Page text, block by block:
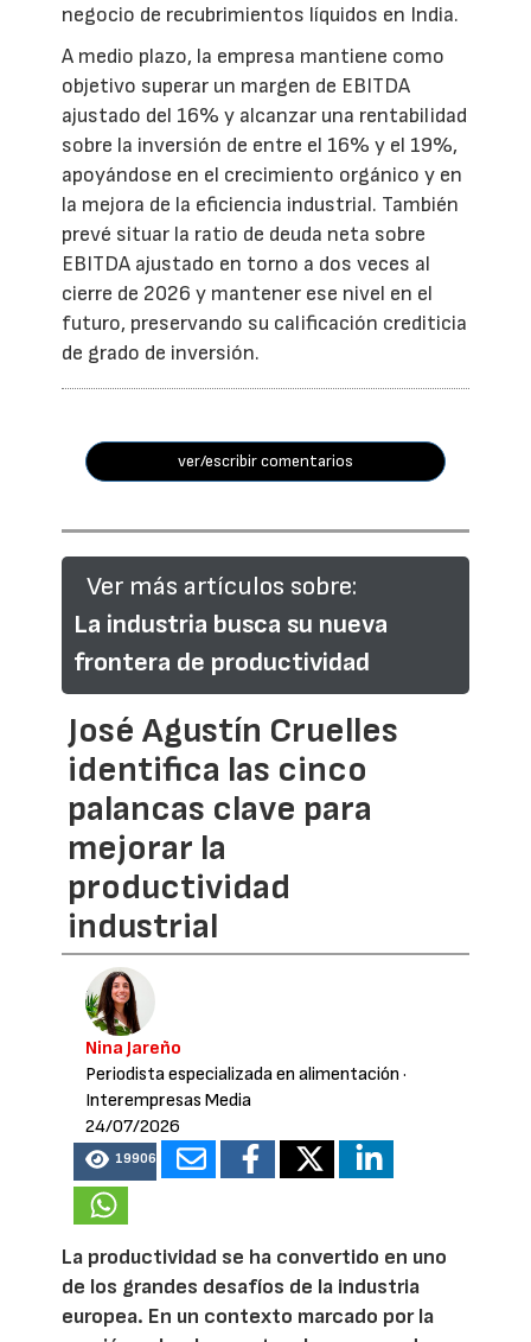
negocio de recubrimientos líquidos en India.
A medio plazo, la empresa mantiene como
objetivo superar un margen de EBITDA
ajustado del 16% y alcanzar una rentabilidad
sobre la inversión de entre el 16% y el 19%,
apoyándose en el crecimiento orgánico y en
la mejora de la eficiencia industrial. También
prevé situar la ratio de deuda neta sobre
EBITDA ajustado en torno a dos veces al
cierre de 2026 y mantener ese nivel en el
futuro, preservando su calificación crediticia
de grado de inversión.
ver/escribir comentarios
Ver más artículos sobre:
La industria busca su nueva
frontera de productividad
José Agustín Cruelles
identifica las cinco
palancas clave para
mejorar la
productividad
industrial
Nina Jareño
Periodista especializada en alimentación ·
Interempresas Media
24/07/2026
19906
La productividad se ha convertido en uno
de los grandes desafíos de la industria
europea. En un contexto marcado por la